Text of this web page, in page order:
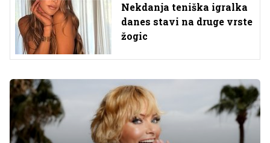
Nekdanja teniška igralka
danes stavi na druge vrste
žogic